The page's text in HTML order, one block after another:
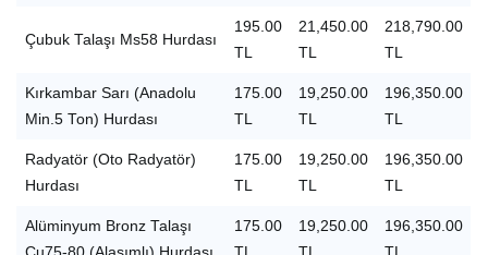
Çubuk Talaşı Ms58 Hurdası
195.00
TL
21,450.00
TL
218,790.00
TL
Kırkambar Sarı (Anadolu
Min.5 Ton) Hurdası
175.00
TL
19,250.00
TL
196,350.00
TL
Radyatör (Oto Radyatör)
Hurdası
175.00
TL
19,250.00
TL
196,350.00
TL
Alüminyum Bronz Talaşı
175.00
19,250.00
196,350.00